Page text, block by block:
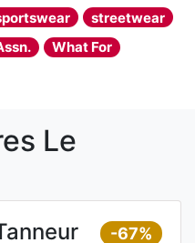
streetwear
What For
Le
-67%